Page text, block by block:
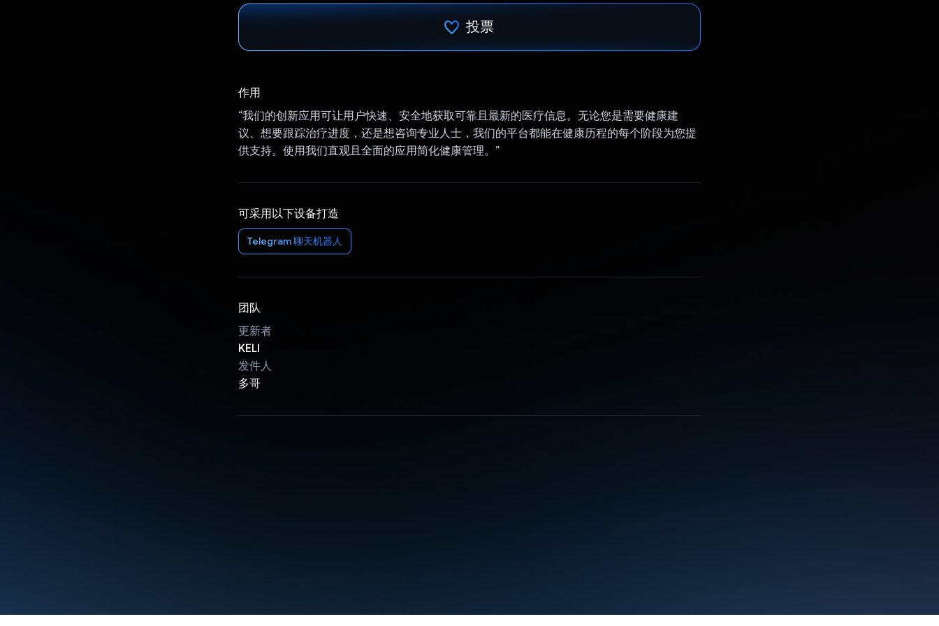
投票
作用
“我们的创新应用可让用户快速、安全地获取可靠且最新的医疗信息。无论您是需要健康建
议、想要跟踪治疗进度，还是想咨询专业人士，我们的平台都能在健康历程的每个阶段为您提
供支持。使用我们直观且全面的应用简化健康管理。”
可采用以下设备打造
Telegram 聊天机器人
团队
更新者
KELI
发件人
多哥